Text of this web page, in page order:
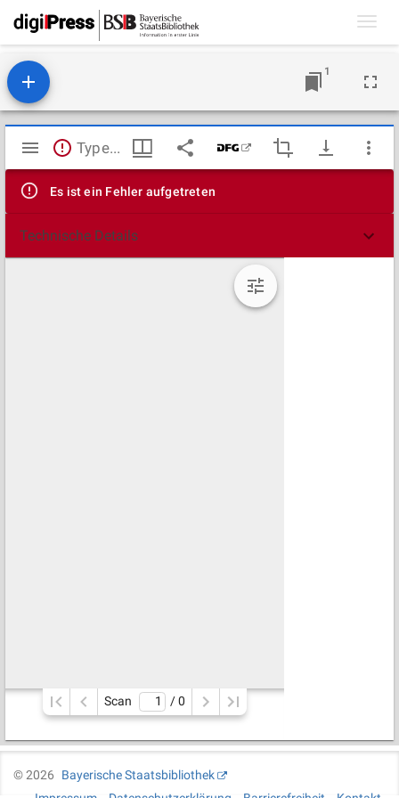
1
Mirador
Viewer
TypeError: Failed to fetch
Es ist ein Fehler aufgetreten
Technische Details
Scan / 0
©2026
Bayerische Staatsbibliothek